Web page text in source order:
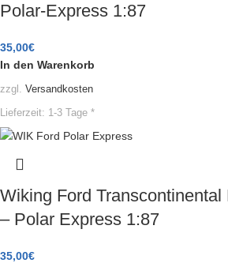
Polar-Express 1:87
35,00€
In den Warenkorb
zzgl. Versandkosten
Lieferzeit: 1-3 Tage *
Wiking Ford Transcontinental
– Polar Express 1:87
35,00€